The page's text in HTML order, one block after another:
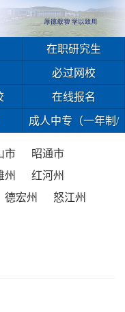
在职研究生
必过网校
在线报名
成人中专（一年制/
市
昭通市
州
红河州
德宏州
怒江州